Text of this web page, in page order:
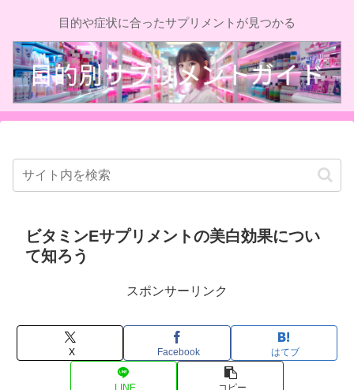
目的や症状に合ったサプリメントが見つかる
ビタミンEサプリメントの美白効果につい
て知ろう
スポンサーリンク
X Facebook はてブ
LINE コピー